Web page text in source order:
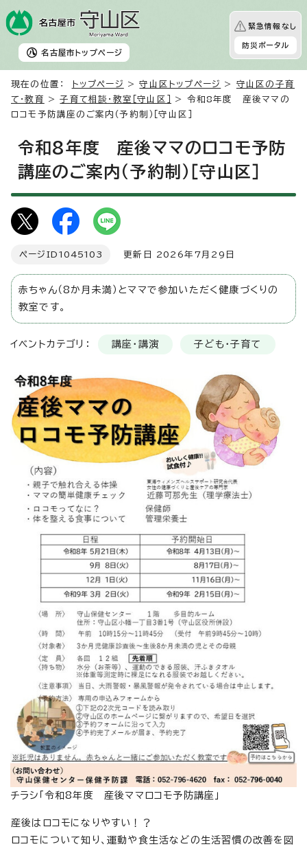
名古屋市 トップページ
緊急情報なし
防災ポータル
現在の位置： トップページ >守山区トップページ > 守山区の子育
て・教育
>子育て相談・教室［守山区］
> 令和8年度 産後ママの
ロコモ予防講座のご案内（予約制）［守山区］
令和8年度 産後ママのロコモ予防
講座のご案内（予約制）［守山区］
ページID 1045103 更新日 2026年7月29日
赤ちゃん（8か月未満）とママで参加いただく健康づくりの
教室です。
イベントカテゴリ： 講座・講演 子ども・子育て
チラシ「令和8年度 産後ママロコモ予防講座」
産後はロコモになりやすい！？
ロコモについて知り、運動や食生活などの生活習慣の改善を図